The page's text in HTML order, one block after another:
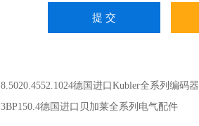
8.5020.4552.1024德国进口Kubler全系列编码器
3BP150.4德国进口贝加莱全系列电气配件